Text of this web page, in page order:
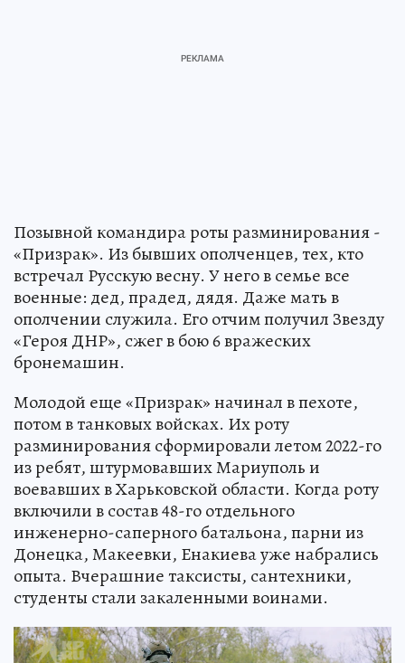
Позывной командира роты разминирования -
«Призрак». Из бывших ополченцев, тех, кто
встречал Русскую весну. У него в семье все
военные: дед, прадед, дядя. Даже мать в
ополчении служила. Его отчим получил Звезду
«Героя ДНР», сжег в бою 6 вражеских
бронемашин.
Молодой еще «Призрак» начинал в пехоте,
потом в танковых войсках. Их роту
разминирования сформировали летом 2022-го
из ребят, штурмовавших Мариуполь и
воевавших в Харьковской области. Когда роту
включили в состав 48-го отдельного
инженерно-саперного батальона, парни из
Донецка, Макеевки, Енакиева уже набрались
опыта. Вчерашние таксисты, сантехники,
студенты стали закаленными воинами.